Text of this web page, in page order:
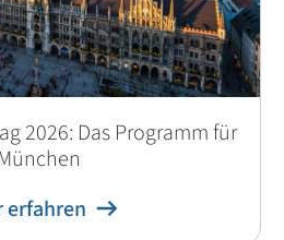
2026: Das Programm für
München
erfahren